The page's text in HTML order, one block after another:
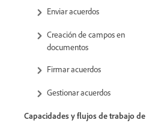
Enviar acuerdos
Creación de campos en
documentos
Firmar acuerdos
Gestionar acuerdos
Capacidades y flujos de trabajo de